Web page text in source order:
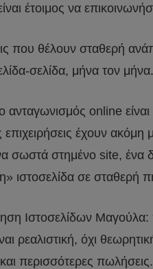
έτοιμος να
που θέλουν σταθερή
σελίδα, μήνα τον μήνα.
online
επιχειρήσεις έχουν
σωστά στημένο site,
ιστοσελίδα σε σταθερή
Ιστοσελίδων Μαγούλα:
ρεαλιστική, όχι
περισσότερες πωλήσεις.